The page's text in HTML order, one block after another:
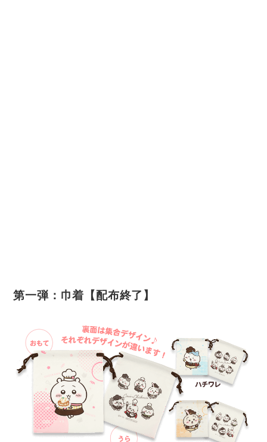
第一弾：巾着【配布終了】